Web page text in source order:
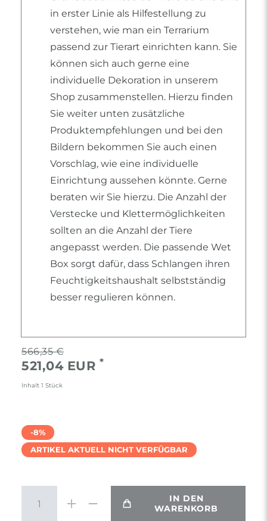
in erster Linie als Hilfestellung zu
verstehen, wie man ein Terrarium
passend zur Tierart einrichten kann. Sie
können sich auch gerne eine
individuelle Dekoration in unserem
Shop zusammenstellen. Hierzu finden
Sie weiter unten zusätzliche
Produktempfehlungen und bei den
Bildern bekommen Sie auch einen
Vorschlag, wie eine individuelle
Einrichtung aussehen könnte. Gerne
beraten wir Sie hierzu. Die Anzahl der
Verstecke und Klettermöglichkeiten
sollten an die Anzahl der Tiere
angepasst werden. Die passende Wet
Box sorgt dafür, dass Schlangen ihren
Feuchtigkeitshaushalt selbstständig
besser regulieren können.
566,35 €
521,04 EUR *
Inhalt 1 Stück
-8%
ARTIKEL AKTUELL NICHT VERFÜGBAR
IN DEN
WARENKORB